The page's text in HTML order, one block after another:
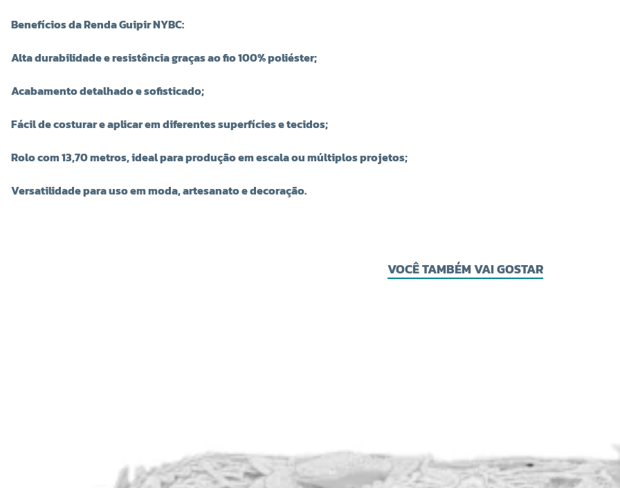
Benefícios da Renda Guipir NYBC:
Alta durabilidade e resistência graças ao fio 100% poliéster;
Acabamento detalhado e sofisticado;
Fácil de costurar e aplicar em diferentes superfícies e tecidos;
Rolo com 13,70 metros, ideal para produção em escala ou múltiplos projetos;
Versatilidade para uso em moda, artesanato e decoração.
VOCÊ TAMBÉM VAI GOSTAR